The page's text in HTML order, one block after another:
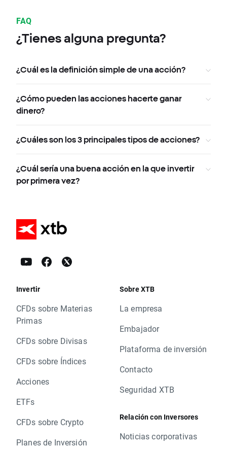
FAQ
¿Tienes alguna pregunta?
¿Cuál es la definición simple de una acción?
¿Cómo pueden las acciones hacerte ganar
dinero?
¿Cuáles son los 3 principales tipos de acciones?
¿Cuál sería una buena acción en la que invertir
por primera vez?
Invertir
CFDs sobre Materias
Primas
CFDs sobre Divisas
CFDs sobre Índices
Acciones
ETFs
CFDs sobre Crypto
Planes de Inversión
Sobre XTB
La empresa
Embajador
Plataforma de inversión
Contacto
Seguridad XTB
Relación con Inversores
Noticias corporativas